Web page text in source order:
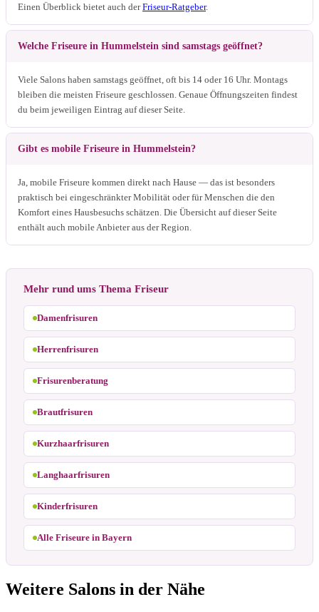
Einen Überblick bietet auch derFriseur-Ratgeber.
Welche Friseure in Hummelstein sind samstags geöffnet?
Viele Salons haben samstags geöffnet, oft bis 14 oder 16 Uhr. Montags
bleiben die meisten Friseure geschlossen. Genaue Öffnungszeiten findest
du beim jeweiligen Eintrag auf dieser Seite.
Gibt es mobile Friseure in Hummelstein?
Ja, mobile Friseure kommen direkt nach Hause — das ist besonders
praktisch bei eingeschränkter Mobilität oder für Menschen die den
Komfort eines Hausbesuchs schätzen. Die Übersicht auf dieser Seite
enthält auch mobile Anbieter aus der Region.
Mehr rund ums Thema Friseur
Damenfrisuren
Herrenfrisuren
Frisurenberatung
Brautfrisuren
Kurzhaarfrisuren
Langhaarfrisuren
Kinderfrisuren
Alle Friseure in Bayern
Weitere Salons in der Nähe